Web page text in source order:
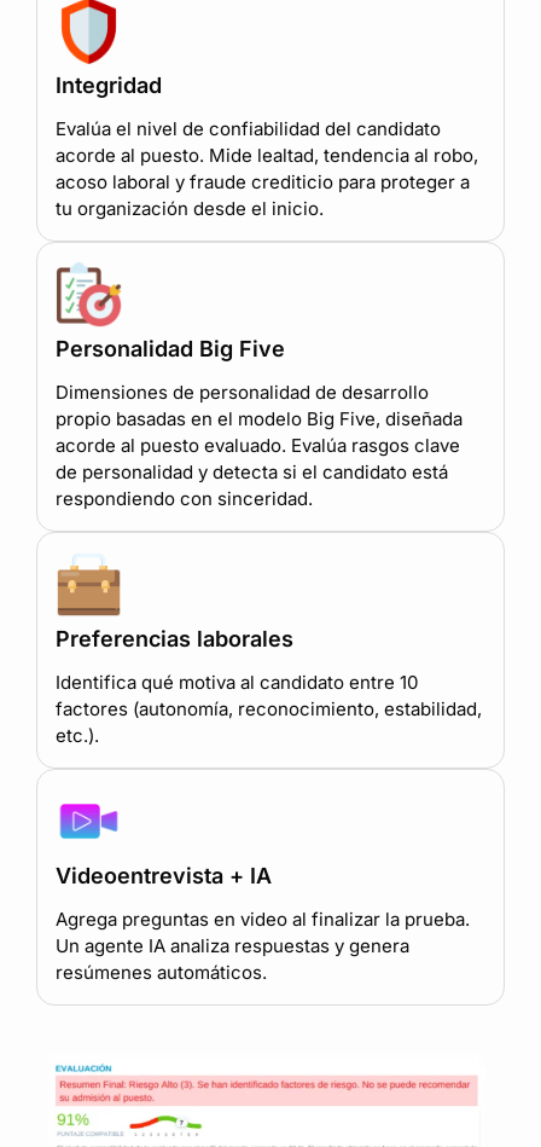
Integridad
Evalúa el nivel de confiabilidad del candidato
acorde al puesto. Mide lealtad, tendencia al robo,
acoso laboral y fraude crediticio para proteger a
tu organización desde el inicio.
Personalidad Big Five
Dimensiones de personalidad de desarrollo
propio basadas en el modelo Big Five, diseñada
acorde al puesto evaluado. Evalúa rasgos clave
de personalidad y detecta si el candidato está
respondiendo con sinceridad.
Preferencias laborales
Identifica qué motiva al candidato entre 10
factores (autonomía, reconocimiento, estabilidad,
etc.).
Videoentrevista + IA
Agrega preguntas en video al finalizar la prueba.
Un agente IA analiza respuestas y genera
resúmenes automáticos.